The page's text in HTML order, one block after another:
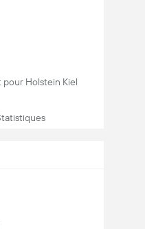
Holstein Kiel